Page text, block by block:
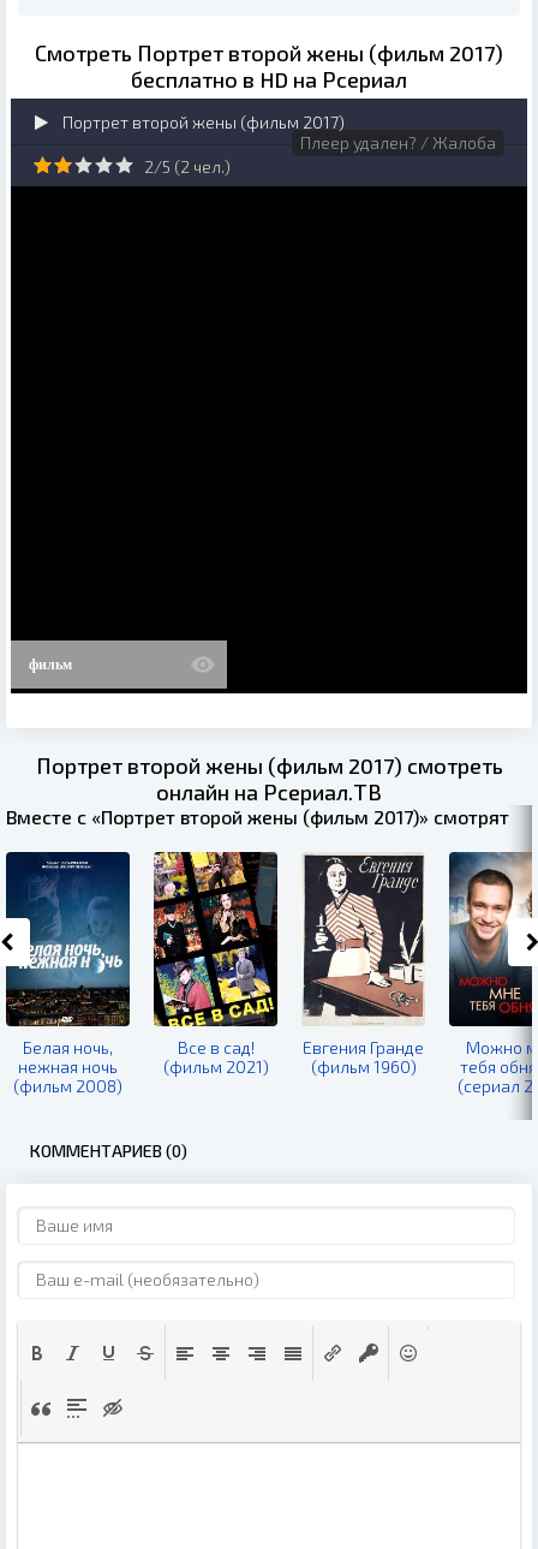
Смотреть Портрет второй жены (фильм 2017)
бесплатно в HD на Рсериал
Портрет второй жены (фильм 2017)
Плеер удален? / Жалоба
2/5 (2 чел.)
фильм
Портрет второй жены (фильм 2017) смотреть
онлайн на Рсериал.ТВ
Вместе с «Портрет второй жены (фильм 2017)» смотрят
Белая ночь,
нежная ночь
(фильм 2008)
Все в сад!
(фильм 2021)
Евгения Гранде
(фильм 1960)
Можно
тебя
(сериал
КОММЕНТАРИЕВ (0)